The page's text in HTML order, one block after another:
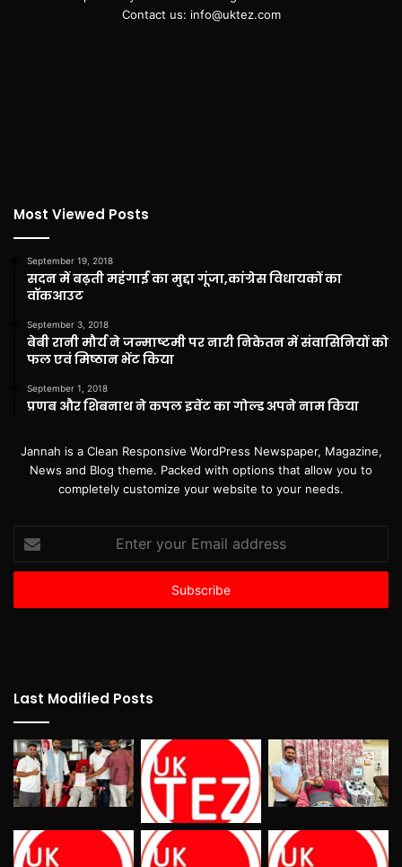
Contact us: info@uktez.com
Most Viewed Posts
September 19, 2018
सदन में बढ़ती महंगाई का मुद्दा गूंजा,कांग्रेस विधायकों का
वॉकआउट
September 3, 2018
बेबी रानी मौर्य ने जन्माष्टमी पर नारी निकेतन में संवासिनियों को
फल एवं मिष्ठान भेंट किया
September 1, 2018
प्रणब और शिबनाथ ने कपल इवेंट का गोल्ड अपने नाम किया
Jannah is a Clean Responsive WordPress Newspaper, Magazine,
News and Blog theme. Packed with options that allow you to
completely customize your website to your needs.
your
Email
Last Modified Posts